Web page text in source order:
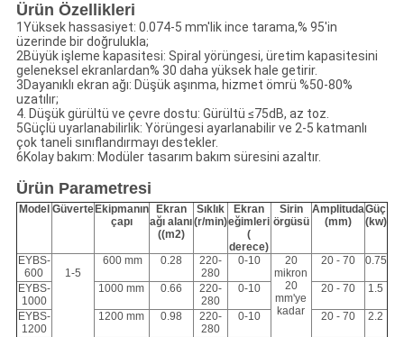
Ürün Özellikleri
1Yüksek hassasiyet: 0.074-5 mm'lik ince tarama,% 95'in
üzerinde bir doğrulukla;
2Büyük işleme kapasitesi: Spiral yörüngesi, üretim kapasitesini
geleneksel ekranlardan% 30 daha yüksek hale getirir.
3Dayanıklı ekran ağı: Düşük aşınma, hizmet ömrü %50-80%
uzatılır;
4. Düşük gürültü ve çevre dostu: Gürültü ≤75dB, az toz.
5Güçlü uyarlanabilirlik: Yörüngesi ayarlanabilir ve 2-5 katmanlı
çok taneli sınıflandırmayı destekler.
6Kolay bakım: Modüler tasarım bakım süresini azaltır.
Ürün Parametresi
Model Güverte Ekipmanın
çapı
Ekran
ağı alanı
((m2)
Sıklık
(r/min)
Ekran
eğimleri
(
derece)
Sirin
örgüsü
Amplituda
(mm)
Güç
(kw)
EYBS-
600
1-5
600 mm 0.28
220-
280
0-10
20
mikron
20
mm'ye
kadar
20 - 70 0.75
EYBS-
1000
1000 mm 0.66
220-
280
0-10 20 - 70 1.5
EYBS-
1200
1200 mm 0.98
220-
280
0-10 20 - 70 2.2